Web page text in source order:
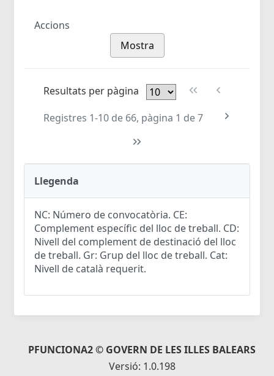
Accions
Mostra
Resultats per pàgina
Registres 1-10 de 66, pàgina 1 de 7
Llegenda
NC: Número de convocatòria. CE:
Complement específic del lloc de treball. CD:
Nivell del complement de destinació del lloc
de treball. Gr: Grup del lloc de treball. Cat:
Nivell de català requerit.
PFUNCIONA2 © GOVERN DE LES ILLES BALEARS
Versió: 1.0.198